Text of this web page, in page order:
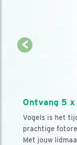
Ontvang 5
Vogels is het
prachtige
Met jouw